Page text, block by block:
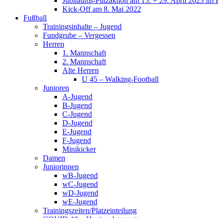
Kick-Off am 8. Mai 2022
Fußball
Trainingsinhalte – Jugend
Fundgrube – Vergessen
Herren
1. Mannschaft
2. Mannschaft
Alte Herren
U 45 – Walking-Football
Junioren
A-Jugend
B-Jugend
C-Jugend
D-Jugend
E-Jugend
F-Jugend
Minikicker
Damen
Juniorinnen
wB-Jugend
wC-Jugend
wD-Jugend
wE-Jugend
Trainingszeiten/Platzeinteilung